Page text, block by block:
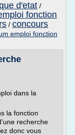
d'etat /
fonction
/ concours
emploi fonction
dans la
la fonction
recherche
donc vous